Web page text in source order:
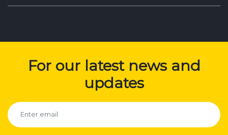
For our latest news and
updates